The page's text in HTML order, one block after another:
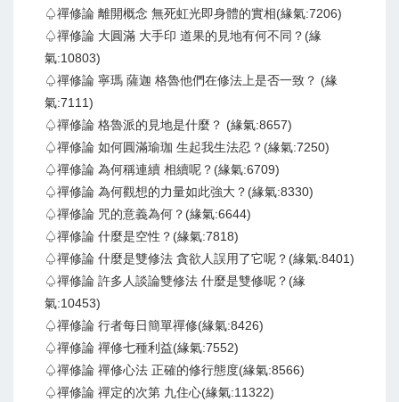
♤禪修論 離開概念 無死虹光即身體的實相(緣氣:7206)
♤禪修論 大圓滿 大手印 道果的見地有何不同？(緣
氣:10803)
♤禪修論 寧瑪 薩迦 格魯他們在修法上是否一致？ (緣
氣:7111)
♤禪修論 格魯派的見地是什麼？ (緣氣:8657)
♤禪修論 如何圓滿瑜珈 生起我生法忍？(緣氣:7250)
♤禪修論 為何稱連續 相續呢？(緣氣:6709)
♤禪修論 為何觀想的力量如此強大？(緣氣:8330)
♤禪修論 咒的意義為何？(緣氣:6644)
♤禪修論 什麼是空性？(緣氣:7818)
♤禪修論 什麼是雙修法 貪欲人誤用了它呢？(緣氣:8401)
♤禪修論 許多人談論雙修法 什麼是雙修呢？(緣
氣:10453)
♤禪修論 行者每日簡單禪修(緣氣:8426)
♤禪修論 禪修七種利益(緣氣:7552)
♤禪修論 禪修心法 正確的修行態度(緣氣:8566)
♤禪修論 禪定的次第 九住心(緣氣:11322)